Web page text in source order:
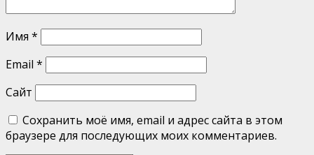
Имя *
Email *
Сайт
Сохранить моё имя, email и адрес сайта в этом
браузере для последующих моих комментариев.